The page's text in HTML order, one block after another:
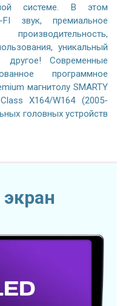
системе. В этом
FI звук, премиальное
уникальный
Современные
программное
магнитолу SMARTY
X164/W164 (2005-
головных устройств